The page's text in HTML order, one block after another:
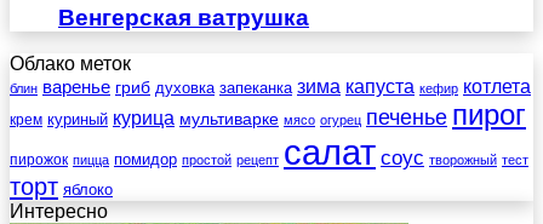
Венгерская ватрушка
Облако меток
блин варенье гриб духовка запеканка зима капуста кефир котлета
крем куриный курица мультиварке мясо огурец печенье пирог
пирожок пицца помидор простой рецепт салат соус творожный тест
торт яблоко
Интересно